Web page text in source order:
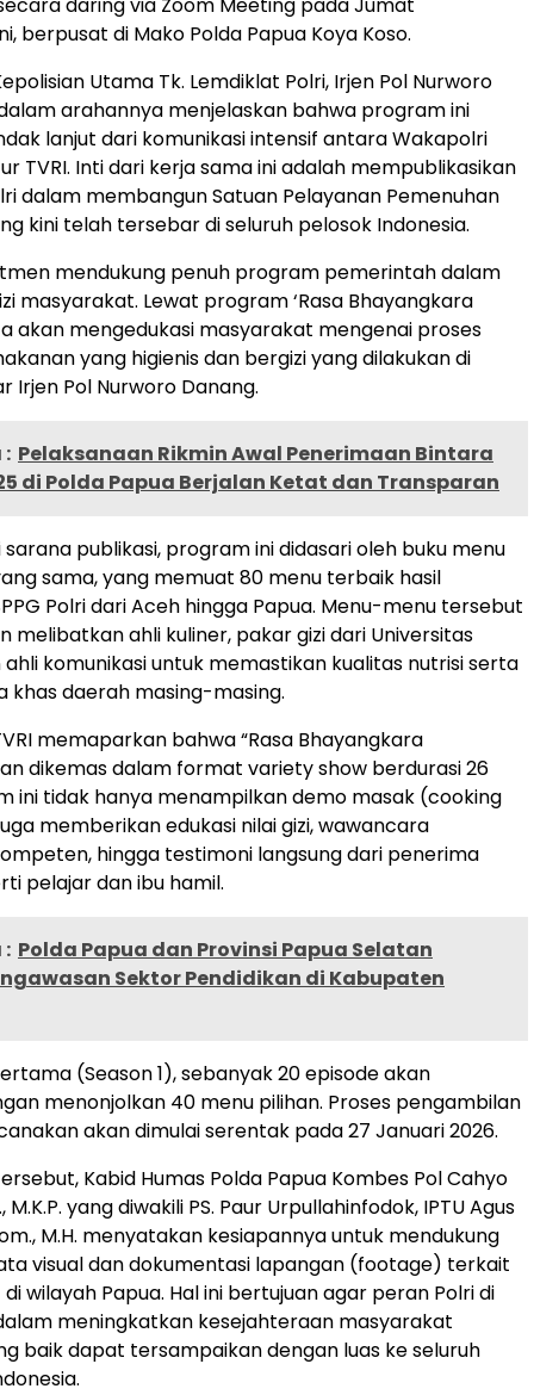
berpusat di Mako Polda Papua Koya Koso.
Utama Tk. Lemdiklat Polri, Irjen Pol Nurworo
dalam arahannya menjelaskan bahwa program ini
lanjut dari komunikasi intensif antara Wakapolri
TVRI. Inti dari kerja sama ini adalah mempublikasikan
dalam membangun Satuan Pelayanan Pemenuhan
kini telah tersebar di seluruh pelosok Indonesia.
mendukung penuh program pemerintah dalam
masyarakat. Lewat program ‘Rasa Bhayangkara
akan mengedukasi masyarakat mengenai proses
yang higienis dan bergizi yang dilakukan di
Irjen Pol Nurworo Danang.
: Pelaksanaan Rikmin Awal Penerimaan Bintara
di Polda Papua Berjalan Ketat dan Transparan
sarana publikasi, program ini didasari oleh buku menu
sama, yang memuat 80 menu terbaik hasil
Polri dari Aceh hingga Papua. Menu-menu tersebut
melibatkan ahli kuliner, pakar gizi dari Universitas
ahli komunikasi untuk memastikan kualitas nutrisi serta
khas daerah masing-masing.
memaparkan bahwa “Rasa Bhayangkara
dikemas dalam format variety show berdurasi 26
ini tidak hanya menampilkan demo masak (cooking
memberikan edukasi nilai gizi, wawancara
hingga testimoni langsung dari penerima
pelajar dan ibu hamil.
: Polda Papua dan Provinsi Papua Selatan
Sektor Pendidikan di Kabupaten
(Season 1), sebanyak 20 episode akan
menonjolkan 40 menu pilihan. Proses pengambilan
akan dimulai serentak pada 27 Januari 2026.
Kabid Humas Polda Papua Kombes Pol Cahyo
M.K.P. yang diwakili PS. Paur Urpullahinfodok, IPTU Agus
M.H. menyatakan kesiapannya untuk mendukung
visual dan dokumentasi lapangan (footage) terkait
di wilayah Papua. Hal ini bertujuan agar peran Polri di
meningkatkan kesejahteraan masyarakat
baik dapat tersampaikan dengan luas ke seluruh